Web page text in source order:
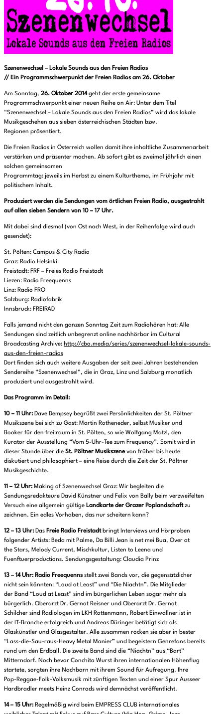
Szenenwechsel – Lokale Sounds aus den Freien Radios
// Ein Programmschwerpunkt der Freien Radios am 26. Oktober
Am Sonntag, 26. Oktober 2014geht der erste gemeinsame
Programmschwerpunkt einer neuen Reihe on Air: Unter dem Titel
“Szenenwechsel – Lokale Sounds aus den Freien Radios” wird das lokale
Musikgeschehen aus sieben österreichischen Städten bzw.
Regionen präsentiert.
Die Freien Radios in Österreich wollen damit ihre inhaltliche Zusammenarbeit
verstärken und präsenter machen. Ab sofort gibt es zweimal jährlich einen
solchen gemeinsamen
Programmtag: jeweils im Herbst zu einem Kulturthema, im Frühjahr mit
politischem Inhalt.
Produziert werden die Sendungen vom örtlichen Freien Radio, ausgestrahlt
auf allen sieben Sendern von 10 – 17 Uhr.
Mit dabei sind diesmal (von Ost nach West, in der Reihenfolge wird auch
gesendet):
St. Pölten: Campus & City Radio
Graz: Radio Helsinki
Freistadt: FRF – Freies Radio Freistadt
Liezen: Radio Freequenns
Linz: Radio FRO
Salzburg: Radiofabrik
Innsbruck: FREIRAD
Falls jemand nicht den ganzen Sonntag Zeit zum Radiohören hat: Alle
Sendungen sind zeitlich unbegrenzt online nachhörbar im Cultural
Broadcasting Archive: http://cba.media/series/szenenwechsel-lokale-sounds-
aus-den-freien-radios
Dort finden sich auch weitere Ausgaben der seit zwei Jahren bestehenden
Sendereihe “Szenenwechsel”, die in Graz, Linz und Salzburg monatlich
produziert und ausgestrahlt wird.
Das Programm im Detail:
10 – 11 Uhr: Dave Dempsey begrüßt zwei Persönlichkeiten der St. Pöltner
Musikszene bei sich zu Gast: Martin Rotheneder, selbst Musiker und
Booker für den frei:raum in St. Pölten, so wie Wolfgang Matzl, den
Kurator der Ausstellung “Vom 5-Uhr-Tee zum Frequency”. Somit wird in
dieser Stunde über die St. Pöltner Musikszenevon früher bis heute
diskutiert und philosophiert – eine Reise durch die Zeit der St. Pöltner
Musikgeschichte.
11 – 12 Uhr: Making of Szenenwechsel Graz: Wir begleiten die
Sendungsredakteure David Künstner und Felix von Bally beim verzweifelten
Versuch eine allgemein gültige Landkarte der Grazer Poplandschaftzu
zeichnen. Ein edles Vorhaben, das nur scheitern kann?
12 – 13 Uhr: Das Freie Radio Freistadtbringt Interviews und Hörproben
folgender Artists: Beda mit Palme, Da Billi Jean is net mei Bua, Over at
the Stars, Melody Current, Mischkultur, Listen to Leena und
Fuenftuerproductions. Sendungsgestaltung: Claudia Prinz
13 – 14 Uhr: Radio Freequenns stellt zwei Bands vor, die gegensätzlicher
nicht sein könnten: “Loud at Least” und “Die Niachtn”. Die Mitglieder
der Band “Loud at Least” sind im bürgerlichen Leben sogar mehr als
bürgerlich. Oberarzt Dr. Gernot Reisner und Oberarzt Dr. Gernot
Schilcher sind Radiologen im LKH Rottenmann, Robert Einwallner ist in
der IT-Branche erfolgreich und Andreas Düringer betätigt sich als
Glaskünstler und Glasgestalter. Alle zusammen rocken sie aber in bester
“Lass-die-Sau-raus-Heavy Metal Manier” und begeistern Genrefans bereits
rund um den Erdball. Die zweite Band sind die “Niachtn” aus “Bart”
Mitterndorf. Noch bevor Conchita Wurst ihren internationalen Höhenflug
startete, sorgten ihre Nachbarn mit ihrem Sound für Aufregung. Ihre
Pop-Reggae-Folk-Volksmusik mit zünftigen Texten und einer Spur Ausseer
Hardbradler meets Heinz Conrads wird demnächst veröffentlicht.
14 – 15 Uhr: Regelmäßig wird beim EMPRESS CLUB internationales